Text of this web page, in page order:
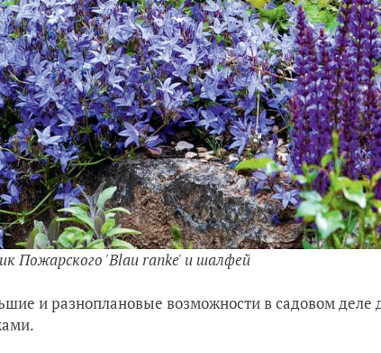
Пожарского 'Blau ranke' и шалфей
и разноплановые возможности в садовом